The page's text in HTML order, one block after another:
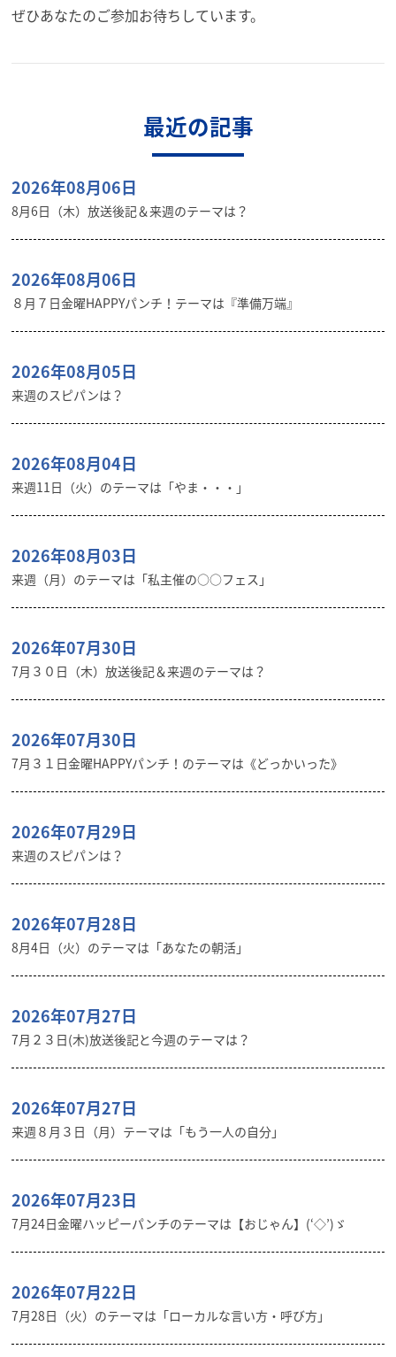
ぜひあなたのご参加お待ちしています。
最近の記事
2026年08月06日
8月6日（木）放送後記＆来週のテーマは？
2026年08月06日
８月７日金曜HAPPYパンチ！テーマは『準備万端』
2026年08月05日
来週のスピパンは？
2026年08月04日
来週11日（火）のテーマは「やま・・・」
2026年08月03日
来週（月）のテーマは「私主催の○○フェス」
2026年07月30日
7月３０日（木）放送後記＆来週のテーマは？
2026年07月30日
7月３１日金曜HAPPYパンチ！のテーマは《どっかいった》
2026年07月29日
来週のスピパンは？
2026年07月28日
8月4日（火）のテーマは「あなたの朝活」
2026年07月27日
7月２３日(木)放送後記と今週のテーマは？
2026年07月27日
来週８月３日（月）テーマは「もう一人の自分」
2026年07月23日
7月24日金曜ハッピーパンチのテーマは【おじゃん】(‘◇’)ゞ
2026年07月22日
7月28日（火）のテーマは「ローカルな言い方・呼び方」